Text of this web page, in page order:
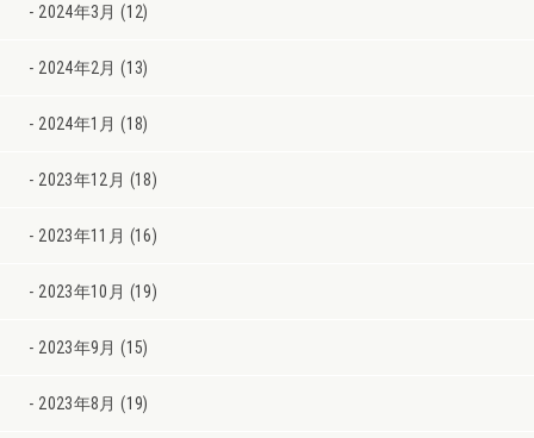
2024年3月 (12)
2024年2月 (13)
2024年1月 (18)
2023年12月 (18)
2023年11月 (16)
2023年10月 (19)
2023年9月 (15)
2023年8月 (19)